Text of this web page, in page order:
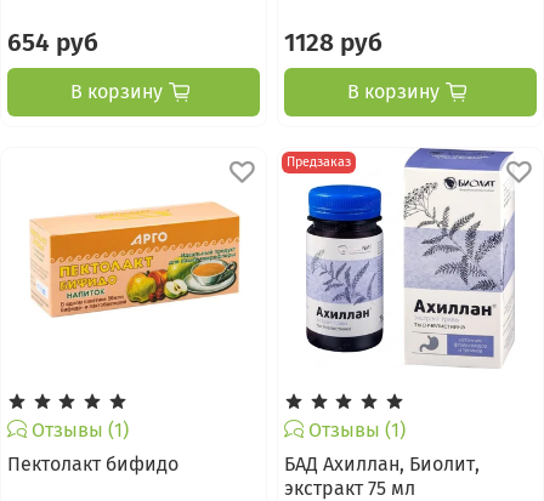
654 руб
В корзину
1128 руб
В корзину
Отзывы (1)
Пектолакт бифидо
Предзаказ
Отзывы (1)
БАД Ахиллан, Биолит,
экстракт 75 мл